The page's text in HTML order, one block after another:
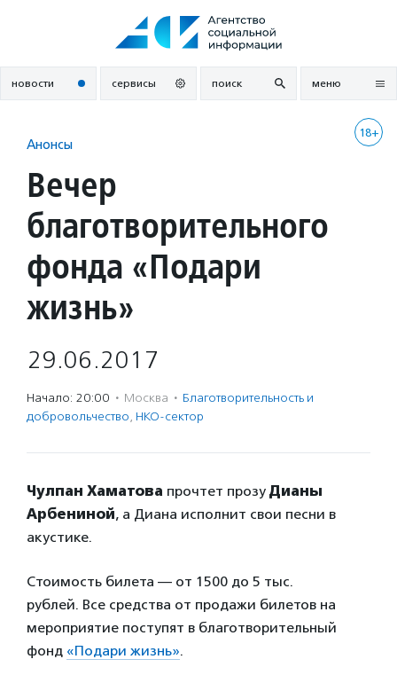
новости сервисы поиск меню
18+
Анонсы
Вечер
благотворительного
фонда «Подари
жизнь»
29.06.2017
Начало: 20:00 · Москва · Благотвори­тель­ность и
доброволь­чест­во, НКО-сектор
Чулпан Хаматова прочтет прозу Дианы
Арбениной, а Диана исполнит свои песни в
акустике.
Стоимость билета — от 1500 до 5 тыс.
рублей. Все средства от продажи билетов на
мероприятие поступят в благотворительный
фонд «Подари жизнь».